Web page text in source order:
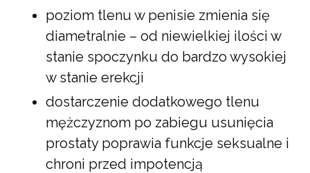
poziom tlenu w penisie zmienia się
diametralnie – od niewielkiej ilości w
stanie spoczynku do bardzo wysokiej
w stanie erekcji
dostarczenie dodatkowego tlenu
mężczyznom po zabiegu usunięcia
prostaty poprawia funkcje seksualne i
chroni przed impotencją